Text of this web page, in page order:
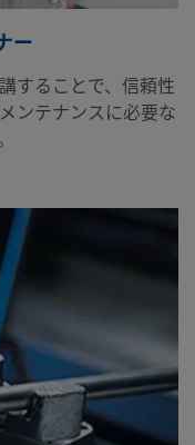
ー
することで、信頼性
ンテナンスに必要な